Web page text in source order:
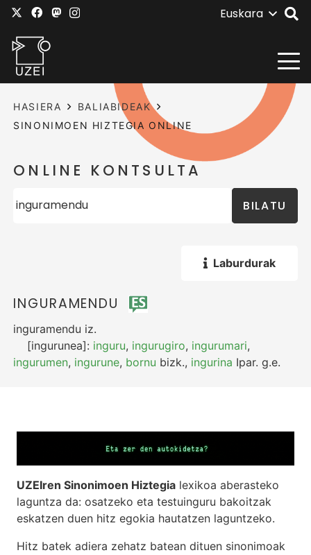
Euskara
HASIERA
BALIABIDEAK
SINONIMOEN HIZTEGIA ONLINE
ONLINE KONTSULTA
BILATU
Laburdurak
INGURAMENDU
inguramendu iz.
[ingurunea]: inguru, ingurugiro, ingurumari,
ingurumen, ingurune, bornu bizk., ingurina Ipar. g.e.
UZEIren Sinonimoen Hiztegia lexikoa aberasteko
laguntza da: osatzeko eta testuinguru bakoitzak
eskatzen duen hitz egokia hautatzen laguntzeko.
Hitz batek adiera zehatz batean dituen sinonimoak